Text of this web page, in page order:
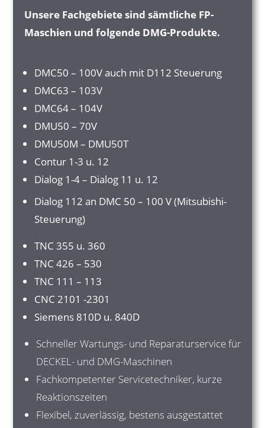
Unsere Fachgebiete sind sämtliche FP-
Maschien und folgende DMG-Produkte.
DMC50 – 100V auch mit D112 Steuerung
DMC63 – 103V
DMC64 – 104V
DMU50 – 70V
DMU50M – DMU50T
Contur 1-3 u. 12
Dialog 1-4 – Dialog 11 u. 12
Dialog 112 an DMC 50 – 100 V (Mitsubishi-
Steuerung)
TNC 355 u. 360
TNC 426 – 530
TNC 111 – 113
CNC 2101 -2301
Siemens 810D u. 840D
Schneller Wartungs- und Reparaturservice für
DECKEL- und DMG-Maschinen
Fachkompetenter Servicetechniker, kurze
Reaktionszeiten
Flexibel, zuverlässig, bestens ausgestattet